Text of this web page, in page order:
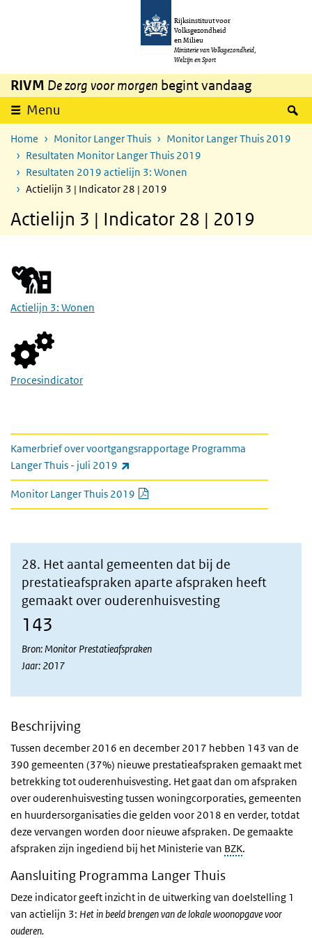
Overslaan en naar de inhoud gaan
Rijksinstituut voor
Volksgezondheid
en Milieu
Ministerie van Volksgezondheid,
Welzijn en Sport
RIVM De zorg voor morgen begint vandaag
Menu
Home Monitor Langer Thuis
Monitor Langer Thuis 2019
Resultaten Monitor Langer Thuis 2019
Resultaten 2019 actielijn 3: Wonen
Actielijn 3 | Indicator 28 | 2019
Actielijn 3 | Indicator 28 | 2019
28. Het aantal gemeenten dat bij de
prestatieafspraken aparte afspraken heeft
gemaakt over ouderenhuisvesting
143
Bron: Monitor Prestatieafspraken
Jaar: 2017
Beschrijving
Tussen december 2016 en december 2017 hebben 143 van de
390 gemeenten (37%) nieuwe prestatieafspraken gemaakt met
betrekking tot ouderenhuisvesting. Het gaat dan om afspraken
over ouderenhuisvesting tussen woningcorporaties, gemeenten
en huurdersorganisaties die gelden voor 2018 en verder, totdat
deze vervangen worden door nieuwe afspraken. De gemaakte
afspraken zijn ingediend bij het Ministerie van BZK.
Aansluiting Programma Langer Thuis
Deze indicator geeft inzicht in de uitwerking van doelstelling 1
van actielijn 3: Het in beeld brengen van de lokale woonopgave voor
ouderen.
Actielijn 3: Wonen
Procesindicator
link naar kamerbrief en monitor
Kamerbrief over voortgangsrapportage Programma
Langer Thuis - juli 2019
Monitor Langer Thuis 2019